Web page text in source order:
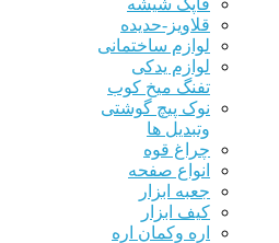
قاپک شیشه
قلاویز-حدیده
لوازم ساختمانی
لوازم یدکی
تفنگ میخ کوب
نوک پیچ گوشتی
وتبدیل ها
چراغ قوه
انواع صفحه
جعبه ابزار
کیف ابزار
اره وکمان اره